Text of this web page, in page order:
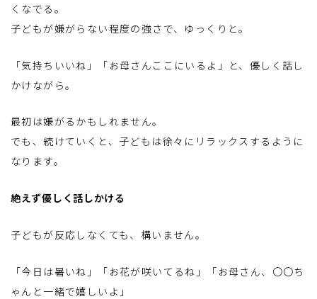
くなでる。
子どもが嫌がらない程度の強さで、ゆっくりと。
「気持ちいいね」「お母さんここにいるよ」と、優しく話し
かけながら。
最初は嫌がるかもしれません。
でも、続けていくと、子どもは徐々にリラックスするように
なります。
絶えず優しく話しかける
子どもが反応しなくても、構いません。
「今日は暑いね」「お花が咲いてるね」「お母さん、〇〇ち
ゃんと一緒で嬉しいよ」